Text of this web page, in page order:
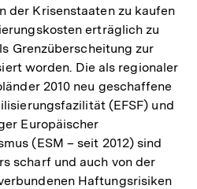
der Krisenstaaten zu kaufen
erträglich zu
Grenzüberscheitung zur
worden. Die als regionaler
2010 neu geschaffene
(EFSF) und
Europäischer
(ESM – seit 2012) sind
scharf und auch von der
Haftungsrisiken